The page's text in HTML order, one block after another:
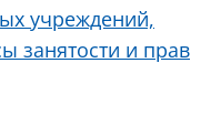
учреждений,
занятости и прав